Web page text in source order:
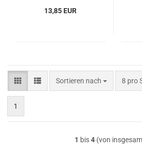
13,85 EUR
Sortieren nach
Sortieren nach 8 pro
pro
1
1 bis4(von